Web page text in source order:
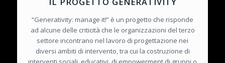
“Generativity: manage it!” è un progetto che risponde
ad alcune delle criticità che le organizzazioni del terzo
settore incontrano nel lavoro di progettazione nei
diversi ambiti di intervento, tra cui la costruzione di